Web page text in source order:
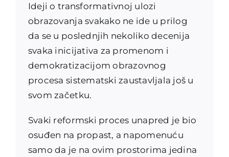
Ideji o transformativnoj ulozi
obrazovanja svakako ne ide u prilog
da se u poslednjih nekoliko decenija
svaka inicijativa za promenom i
demokratizacijom obrazovnog
procesa sistematski zaustavljala još u
svom začetku.
Svaki reformski proces unapred je bio
osuđen na propast, a napomenuću
samo da je na ovim prostorima jedina